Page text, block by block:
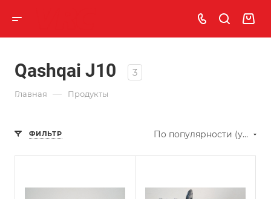
Qashqai J10 3
Главная — Продукты
ФИЛЬТР По популярности (убывание)